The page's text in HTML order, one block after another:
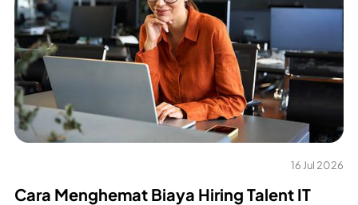
16 Jul 2026
Cara Menghemat Biaya Hiring Talent IT